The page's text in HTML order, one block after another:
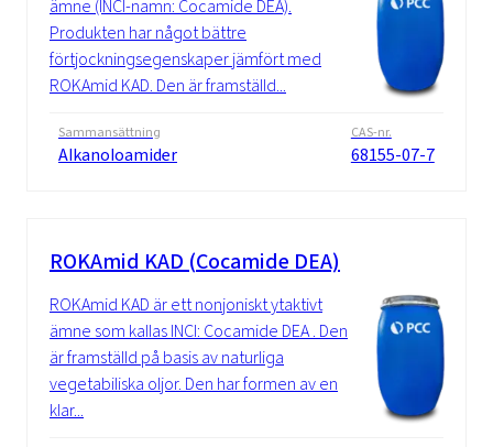
ämne (INCI-namn: Cocamide DEA).
Produkten har något bättre
förtjockningsegenskaper jämfört med
ROKAmid KAD. Den är framställd...
Sammansättning
Alkanoloamider
CAS-nr.
68155-07-7
ROKAmid KAD (Cocamide DEA)
ROKAmid KAD är ett nonjoniskt ytaktivt
ämne som kallas INCI: Cocamide DEA . Den
är framställd på basis av naturliga
vegetabiliska oljor. Den har formen av en
klar...